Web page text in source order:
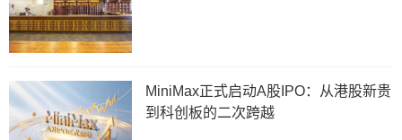
MiniMax正式启动A股IPO：从港股新贵
到科创板的二次跨越